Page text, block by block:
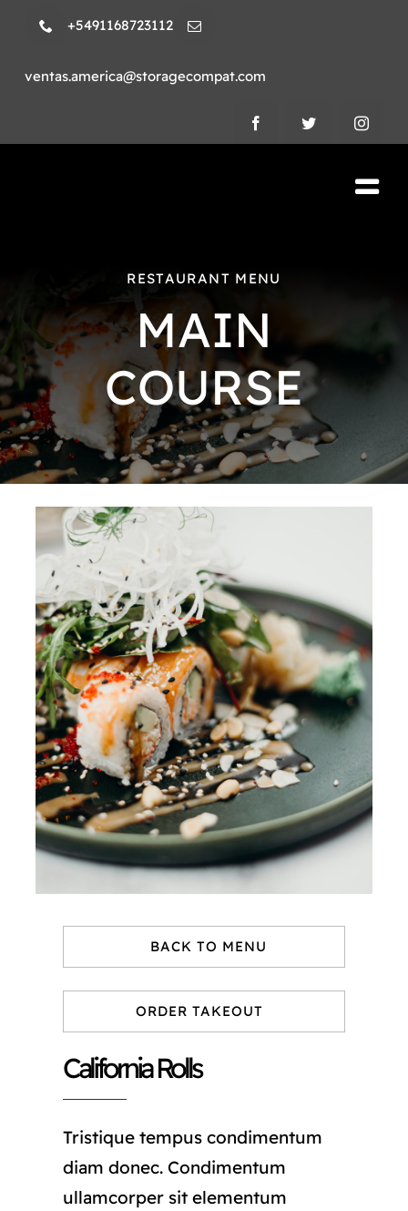
content
+5491168723112
ventas.america@storagecompat.com
VIDEOS
AMBIENTE
NORMAS ISO
CONTACTO
RESTAURANT MENU
MAIN
COURSE
BACK TO MENU
ORDER TAKEOUT
California Rolls
Tristique tempus condimentum
diam donec. Condimentum
ullamcorper sit elementum